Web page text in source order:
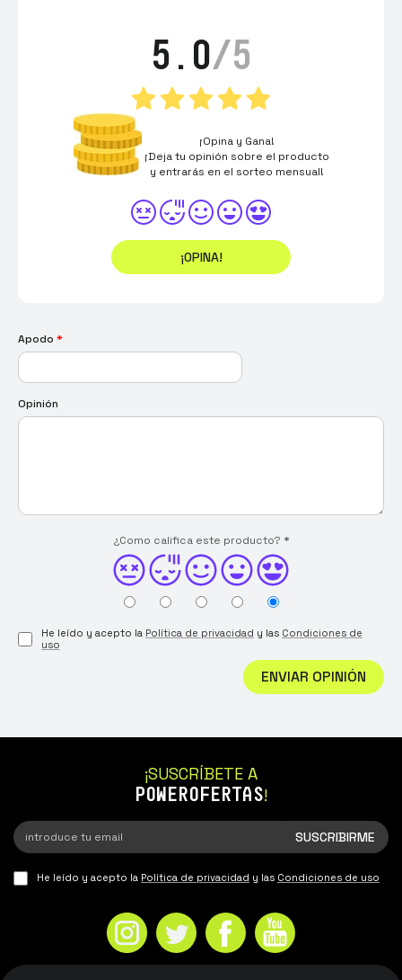
5.0/5
¡Opina y Gana!
¡Deja tu opinión sobre el producto
y entrarás en el sorteo mensual!
¡OPINA!
Apodo *
Opinión
¿Como califica este producto? *
He leído y acepto la Política de privacidad y las Condiciones de
uso
ENVIAR OPINIÓN
¡SUSCRÍBETE A
POWEROFERTAS!
He leído y acepto la Política de privacidad y las Condiciones de uso